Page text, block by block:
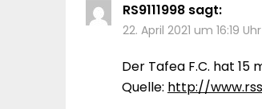
RS9111998 sagt:
22. April 2021 um 16:19 Uhr
Der Tafea F.C. hat
Quelle: http://